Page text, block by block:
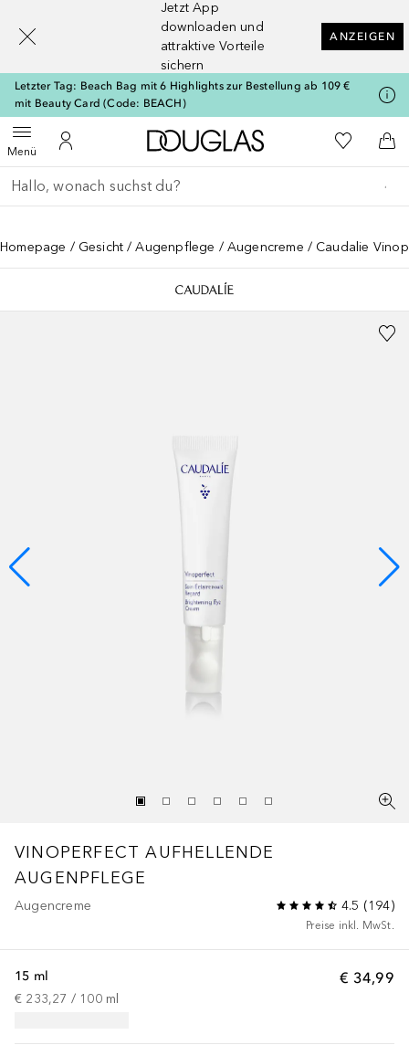
Jetzt App
downloaden und
attraktive Vorteile
sichern
ANZEIGEN
Letzter Tag: Beach Bag mit 6 Highlights zur Bestellung ab 109 €
mit Beauty Card (Code: BEACH)
MenüMenü öffnenZu Meinem Kundenkonto
Zur Douglas Startseite
Zu Meiner
Gehe zurück
Suche ausführen
Homepage Gesicht Augenpflege Augencreme Caudalie
VINOPERFECT AUFHELLENDE
AUGENPFLEGE
Augencreme 4.5 (194)
Preise inkl. MwSt.
€ 34,99
15 ml
€ 233,27 / 100 ml
[navigation.slideout.screenreader]